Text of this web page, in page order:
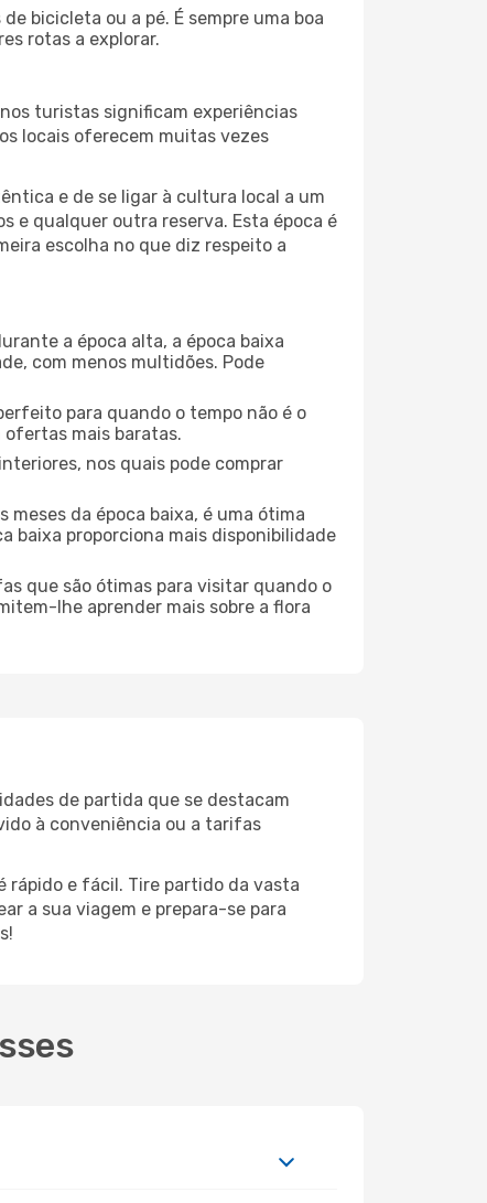
bicicleta ou a pé. É sempre uma boa
rotas a explorar.
turistas significam experiências
locais oferecem muitas vezes
e de se ligar à cultura local a um
e qualquer outra reserva. Esta época é
escolha no que diz respeito a
a época alta, a época baixa
com menos multidões. Pode
para quando o tempo não é o
mais baratas.
nos quais pode comprar
da época baixa, é uma ótima
baixa proporciona mais disponibilidade
que são ótimas para visitar quando o
lhe aprender mais sobre a flora
de partida que se destacam
à conveniência ou a tarifas
rápido e fácil. Tire partido da vasta
a sua viagem e prepara-se para